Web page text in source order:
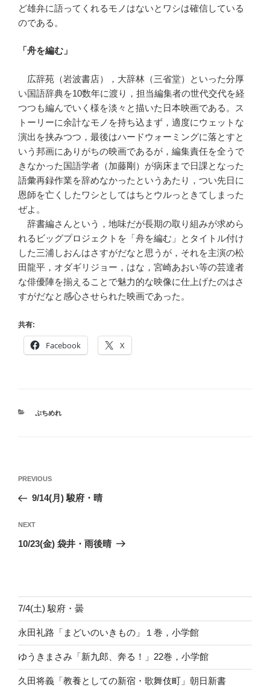
ど雄弁に語ってくれるモノはないとワシは確信している
のである。
「舟を編む」
広辞苑（岩波書店），大辞林（三省堂）といった分厚
い国語辞典を10数年に渡り，担当編集者の世代交代を経
つつも編んでいく様を淡々と描いた日本映画である。ス
トーリーに余計なモノを持ち込まず，適度にウェットな
演出を挟みつつ，最後はハードウォーミングに落とすと
いう邦画にありがちの映画であるが，編集責任を全うで
きなかった国語学者（加藤剛）が病床まで日課となった
語彙再録作業を辞めなかったというあたり，つい先日に
恩師を亡くしたワシとしてはちとウルっときてしまった
ぜよ。
辞書編さんという，地味だが長期の取り組みが求めら
れるビッグプロジェクトを「舟を編む」とタイトル付け
した三浦しおんはさすがだなと思うが，それを主演の松
田龍平，オダギリジョー，はな，宮崎あおい等の芸達者
な俳優陣を揃えることで魅力的な映像に仕上げたのはさ
すがだなと感心させられた映画であった。
共有:
Facebook X
CATEGORIES
ぷちめれ
ナ
ビ
ゲ
ン
Previous
Post
PREVIOUS
9/14(月) 駿府・晴
Next
Post
NEXT
10/23(金) 袋井・雨後晴
7/4(土) 駿府・曇
永田礼路「まどいのいきもの」１巻，小学館
ゆうきまさみ「新九郎、奔る！」22巻，小学館
久田将義「教養としての新宿・歌舞伎町」朝日新書